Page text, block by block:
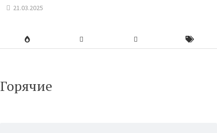
21.03.2025
Горячие